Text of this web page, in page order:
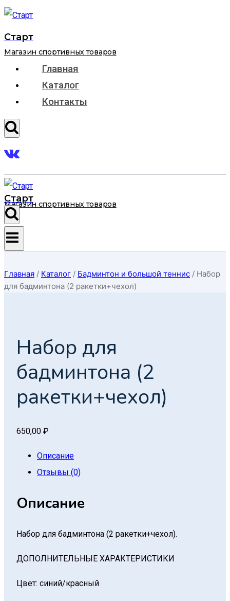
Перейти
содержимому
Старт
Магазин спортивных товаров
Главная
Каталог
Контакты
Старт
Магазин спортивных товаров
Главная / Каталог / Бадминтон и большой теннис / Набор
для бадминтона (2 ракетки+чехол)
Набор для
бадминтона (2
ракетки+чехол)
650,00 ₽
Описание
Отзывы (0)
Описание
Набор для бадминтона (2 ракетки+чехол).
ДОПОЛНИТЕЛЬНЫЕ ХАРАКТЕРИСТИКИ
Цвет: синий/красный